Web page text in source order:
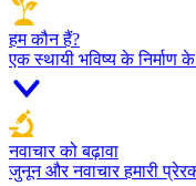
हम कौन हैं?
एक स्थायी भविष्य के निर्माण
नवाचार को बढ़ावा
जुनून और नवाचार हमारी